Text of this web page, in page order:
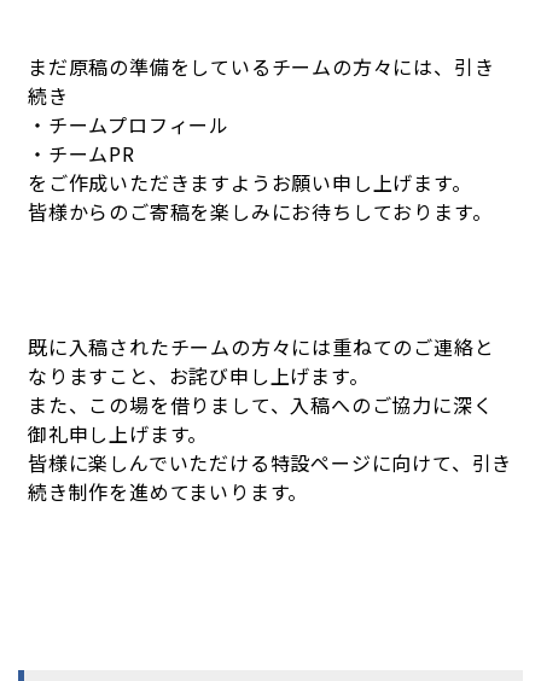
まだ原稿の準備をしているチームの方々には、引き
続き
・チームプロフィール
・チームPR
をご作成いただきますようお願い申し上げます。
皆様からのご寄稿を楽しみにお待ちしております。
既に入稿されたチームの方々には重ねてのご連絡と
なりますこと、お詫び申し上げます。
また、この場を借りまして、入稿へのご協力に深く
御礼申し上げます。
皆様に楽しんでいただける特設ページに向けて、引き
続き制作を進めてまいります。